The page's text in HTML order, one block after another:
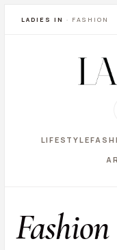
LADIES IN · FASHION
LIFESTYLE
Fashion